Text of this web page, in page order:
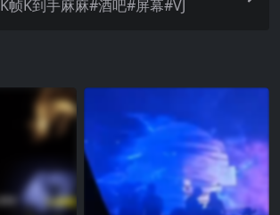
帧K到手麻麻#酒吧#屏幕#VJ